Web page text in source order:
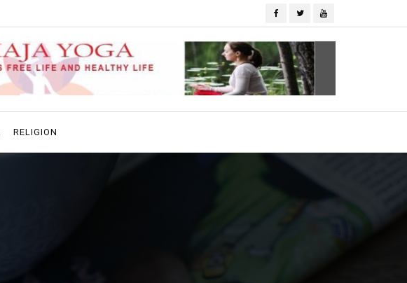
RELIGION